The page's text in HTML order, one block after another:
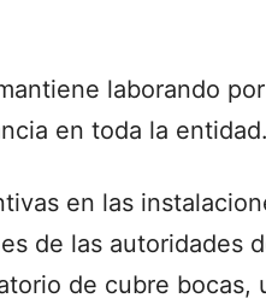
laborando por
en toda la entidad.
en las
de las autoridades
de cubre bocas,